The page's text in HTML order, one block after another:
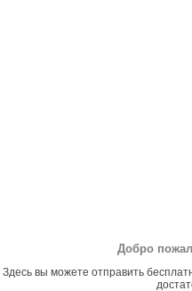
Добро
Здесь вы можете отправить